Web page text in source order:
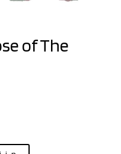
of The